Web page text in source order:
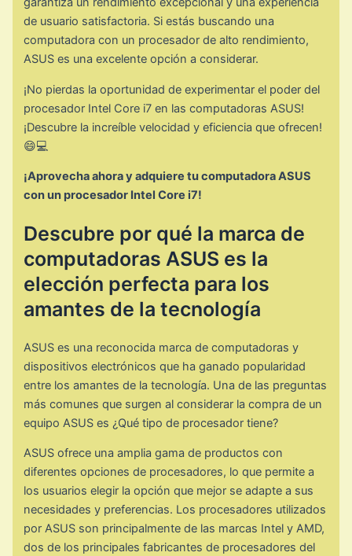
de usuario satisfactoria. Si estás buscando una
computadora con un procesador de alto rendimiento,
ASUS es una excelente opción a considerar.
¡No pierdas la oportunidad de experimentar el poder del
procesador Intel Core i7 en las computadoras ASUS!
¡Descubre la increíble velocidad y eficiencia que ofrecen!
😄💻
¡Aprovecha ahora y adquiere tu computadora ASUS
con un procesador Intel Core i7!
Descubre por qué la marca de
computadoras ASUS es la
elección perfecta para los
amantes de la tecnología
ASUS es una reconocida marca de computadoras y
dispositivos electrónicos que ha ganado popularidad
entre los amantes de la tecnología. Una de las preguntas
más comunes que surgen al considerar la compra de un
equipo ASUS es ¿Qué tipo de procesador tiene?
ASUS ofrece una amplia gama de productos con
diferentes opciones de procesadores, lo que permite a
los usuarios elegir la opción que mejor se adapte a sus
necesidades y preferencias. Los procesadores utilizados
por ASUS son principalmente de las marcas Intel y AMD,
dos de los principales fabricantes de procesadores del